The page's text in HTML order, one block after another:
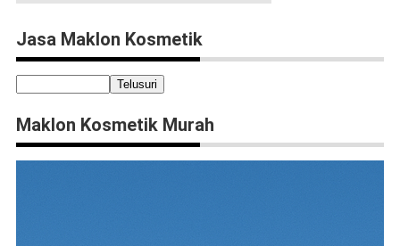
Jasa Maklon Kosmetik
Maklon Kosmetik Murah